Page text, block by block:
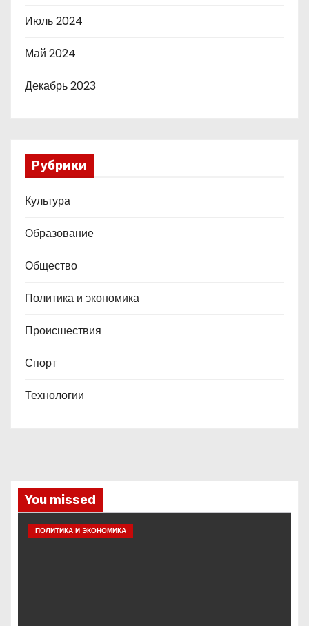
Июль 2024
Май 2024
Декабрь 2023
Рубрики
Культура
Образование
Общество
Политика и экономика
Происшествия
Спорт
Технологии
You missed
ПОЛИТИКА И ЭКОНОМИКА